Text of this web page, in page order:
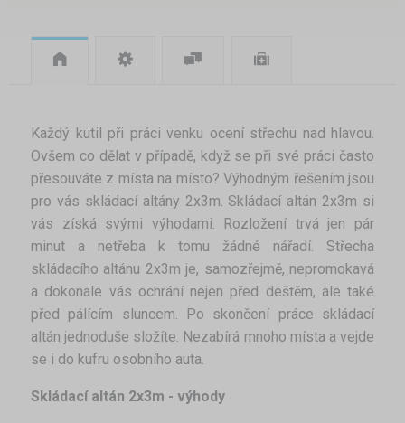
Každý kutil při práci venku ocení střechu nad hlavou.
Ovšem co dělat v případě, když se při své práci často
přesouváte z místa na místo? Výhodným řešením jsou
pro vás skládací altány 2x3m. Skládací altán 2x3m si
vás získá svými výhodami. Rozložení trvá jen pár
minut a netřeba k tomu žádné nářadí. Střecha
skládacího altánu 2x3m je, samozřejmě, nepromokavá
a dokonale vás ochrání nejen před deštěm, ale také
před pálícím sluncem. Po skončení práce skládací
altán jednoduše složíte. Nezabírá mnoho místa a vejde
se i do kufru osobního auta.
Skládací altán 2x3m - výhody